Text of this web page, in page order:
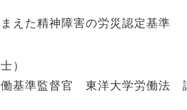
えた精神障害の労災認定基準
）
基準監督官 東洋大学労働法